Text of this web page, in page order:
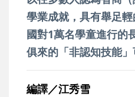
學業成就，具有舉足
國對1萬名學童進行的
俱來的「非認知技能」
編譯／江秀雪